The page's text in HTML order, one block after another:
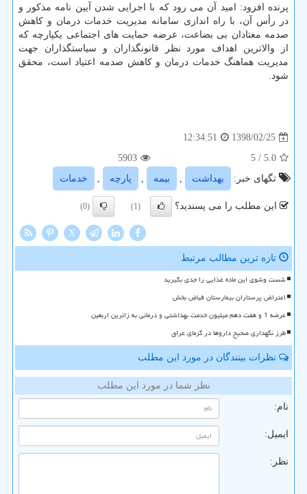
پرنده افزود: امید آن می رود كه با اجرایی شدن آیین نامه مذكور و
در رأس آن، با راه اندازی سامانه مدیریت خدمات درمان و كاهش
صدمه معتادان بی بضاعت، عرضه حمایت های اجتماعی یكپارچه كه
از والاترین اهداف مورد نظر قانونگذاران و سیاستگذاران جهت
مدیریت هماهنگ خدمات درمان و كاهش صدمه اعتیاد است، محقق
شود.
1398/02/25
12:34:51
5.0
/ 5
5903
تگهای خبر:
بهداشت , بیمه , پارچه , خدمات
این مطلب را می پسندید؟ (1)
(0)
X
تازه ترین مطالب مرتبط
شست وشوی این ماده غذایی را جدی بگیرید
اعتراض پرستاران بیمارستان فیاض بخش
عرضه 1 و هفت دهم میلیون خدمت بهداشتی و درمانی به زائرین اربعین
طرز نگهداری صحیح داروها در گرمای عراق
نظرات بینندگان در مورد این مطلب
نظر شما در مورد این مطلب
نام:
ایمیل:
نظر: